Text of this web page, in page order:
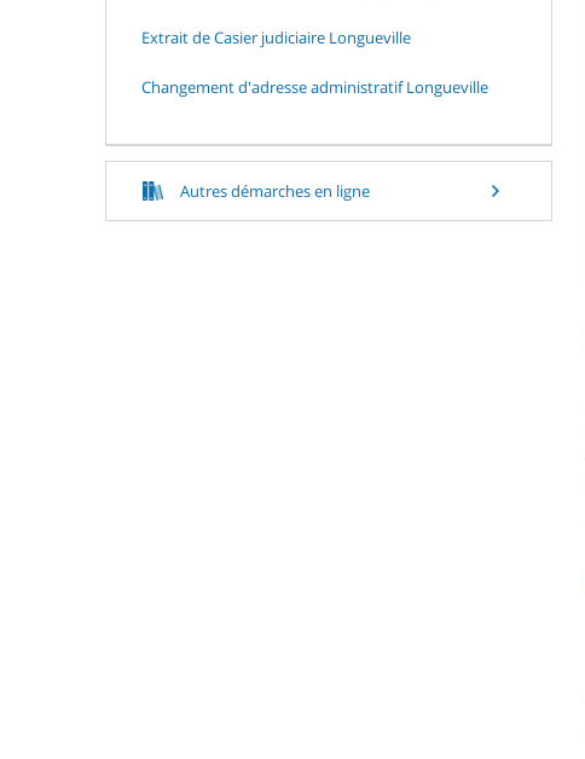
Extrait de Casier judiciaire Longueville
Changement d'adresse administratif Longueville
Autres démarches en ligne